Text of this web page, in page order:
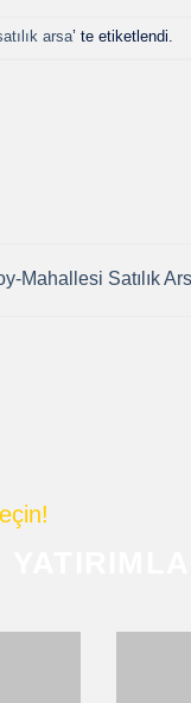
arsa’ te etiketlendi.
Mahallesi Satılık